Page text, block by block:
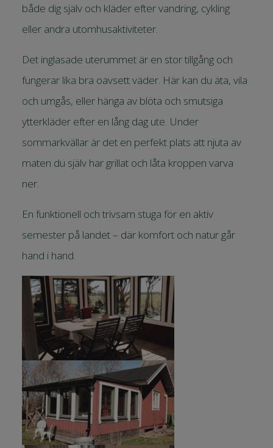
både dig själv och kläder efter vandring, cykling
eller andra utomhusaktiviteter.
Det inglasade uterummet är en stor tillgång och
fungerar lika bra oavsett väder. Här kan du äta, vila
och umgås, eller hänga av blöta och smutsiga
ytterkläder efter en lång dag ute. Under
sommarkvällar är det en perfekt plats att njuta av
maten du själv har grillat och låta kroppen varva
ner.
En funktionell och trivsam stuga för en aktiv
semester på landet – där komfort och natur går
hand i hand.